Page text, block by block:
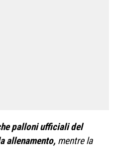
palloni ufficiali del
allenamento, mentre la